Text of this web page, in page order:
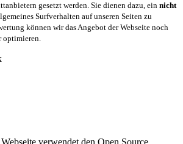
gesetzt werden. Sie dienen dazu, ein nicht
Surfverhalten auf unseren Seiten zu
können wir das Angebot der Webseite noch
optimieren.